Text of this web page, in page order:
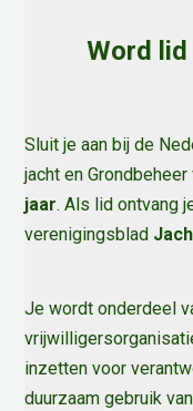
Word lid
Sluit je aan bij de
jacht en
jaar. Als lid ontvang
verenigingsblad
Je wordt onderdeel
inzetten voor
duurzaam gebruik